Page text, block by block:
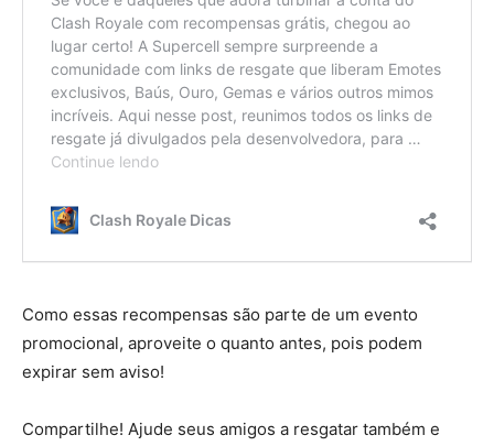
Como essas recompensas são parte de um evento
promocional, aproveite o quanto antes, pois podem
expirar sem aviso!
Compartilhe! Ajude seus amigos a resgatar também e